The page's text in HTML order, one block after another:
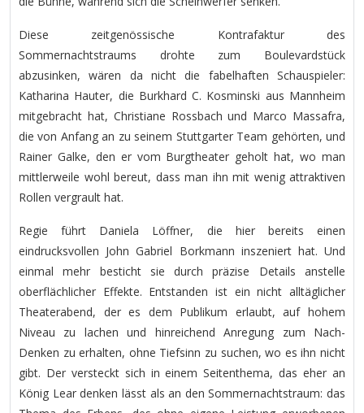
Diese zeitgenössische Kontrafaktur des
Sommernachtstraums drohte zum Boulevardstück
abzusinken, wären da nicht die fabelhaften Schauspieler:
Katharina Hauter, die Burkhard C. Kosminski aus Mannheim
mitgebracht hat, Christiane Rossbach und Marco Massafra,
die von Anfang an zu seinem Stuttgarter Team gehörten, und
Rainer Galke, den er vom Burgtheater geholt hat, wo man
mittlerweile wohl bereut, dass man ihn mit wenig attraktiven
Rollen vergrault hat.
Regie führt Daniela Löffner, die hier bereits einen
eindrucksvollen John Gabriel Borkmann inszeniert hat. Und
einmal mehr besticht sie durch präzise Details anstelle
oberflächlicher Effekte. Entstanden ist ein nicht alltäglicher
Theaterabend, der es dem Publikum erlaubt, auf hohem
Niveau zu lachen und hinreichend Anregung zum Nach-
Denken zu erhalten, ohne Tiefsinn zu suchen, wo es ihn nicht
gibt. Der versteckt sich in einem Seitenthema, das eher an
König Lear denken lässt als an den Sommernachtstraum: das